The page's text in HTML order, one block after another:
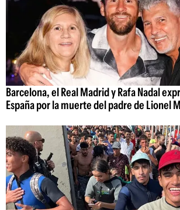
Barcelona, el Real Madrid y Rafa Nadal
España por la muerte del padre de Lionel